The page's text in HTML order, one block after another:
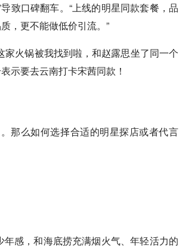
致口碑翻车。“上线的明星同款套餐，品
，更不能做低价引流。”
火锅被我找到啦，和赵露思坐了同一个
示要去云南打卡宋茜同款！
那么如何选择合适的明星探店或者代言
感，和海底捞充满烟火气、年轻活力的